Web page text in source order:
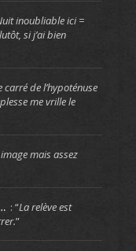
inoubliable ici =
si j’ai bien
carré de l’hypoténuse
me vrille le
mais assez
: “La relève est
”